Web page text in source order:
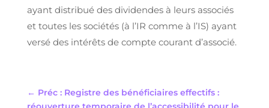
ayant distribué des dividendes à leurs associés
et toutes les sociétés (à l’IR comme à l’IS) ayant
versé des intérêts de compte courant d’associé.
← Préc : Registre des bénéficiaires effectifs :